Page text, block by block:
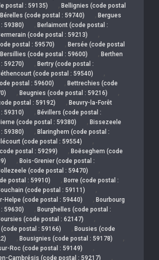
postal : 59135) , Bellignies (code postal
Bérelles (code postal : 59740) , Bergues
59380)
, Berlaimont (code postal :
(code postal : 59213) ,
postal : 59570) , Bersée (code postal
Bersillies (code postal : 59600) , Berthen
59270)
, Bertry (code postal :
(code postal : 59540) ,
postal : 59600) , Bettrechies (code
, Beugnies (code postal : 59216) ,
postal : 59192) , Beuvry-la-Forêt
59310)
, Bévillers (code postal :
(code postal : 59380) , Bissezeele
59380)
, Blaringhem (code postal :
(code postal : 59554) ,
postal : 59299) , Boëseghem (code
, Bois-Grenier (code postal :
(code postal : 59470) ,
postal : 59910) , Borre (code postal :
(code postal : 59111) ,
Helpe (code postal : 59440) , Bourbourg
59630)
, Bourghelles (code postal :
(code postal : 62147) ,
postal : 59166) , Bousies (code
, Bousignies (code postal : 59178) ,
Roc (code postal : 59149) ,
Cambrésis (code postal : 59217) ,